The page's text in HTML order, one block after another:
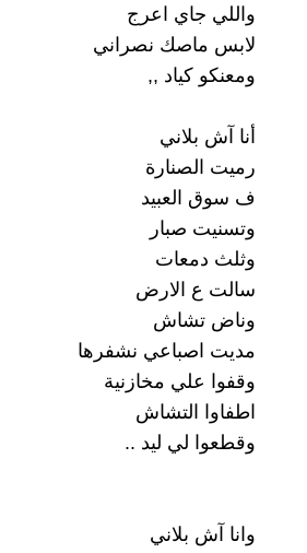
واللي جاي اعرج
لابس ماصك نصراني
ومعنكو كياد ,,
أنا آش بلاني
رميت الصنارة
ف سوق العبيد
وتسنيت صبار
وثلث دمعات
سالت ع الارض
وناض تشاش
مديت اصباعي نشفرها
وقفوا علي مخازنية
اطفاوا التشاش
وقطعوا لي ليد ..
وانا آش بلاني